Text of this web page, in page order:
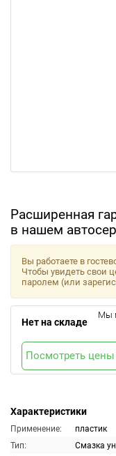
Расширенная
в нашем
Характеристики
Применение:
пластик
Тип:
Смазка
Вы работаете в
Чтобы увидеть свои
паролем (или
Нет на складе
Мы
Посмотреть цены